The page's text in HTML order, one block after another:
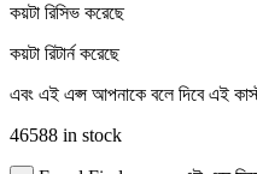
কয়টা রিসিভ করেছে
কয়টা রিটার্ন করেছে
এবং এই এপ্স আপনাকে বলে দিবে এই
46588 in stock